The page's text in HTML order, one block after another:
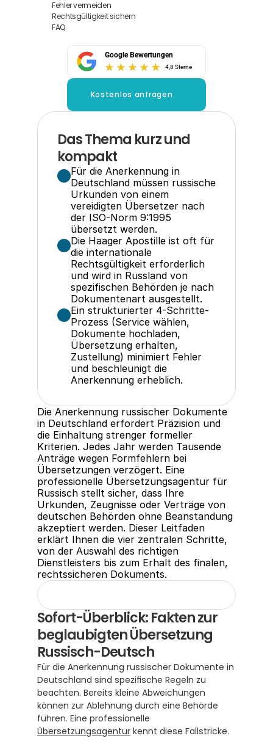
Fehler vermeiden
Rechtsgültigkeit sichern
FAQ
Google Bewertungen
4,8 Sterne
Kostenlos anfragen
Das Thema kurz und
kompakt
Für die Anerkennung in
Deutschland müssen russische
Urkunden von einem
vereidigten Übersetzer nach
der ISO-Norm 9:1995
übersetzt werden.
Die Haager Apostille ist oft für
die internationale
Rechtsgültigkeit erforderlich
und wird in Russland von
spezifischen Behörden je nach
Dokumentenart ausgestellt.
Ein strukturierter 4-Schritte-
Prozess (Service wählen,
Dokumente hochladen,
Übersetzung erhalten,
Zustellung) minimiert Fehler
und beschleunigt die
Anerkennung erheblich.
Die Anerkennung russischer Dokumente
in Deutschland erfordert Präzision und
die Einhaltung strenger formeller
Kriterien. Jedes Jahr werden Tausende
Anträge wegen Formfehlern bei
Übersetzungen verzögert. Eine
professionelle Übersetzungsagentur für
Russisch stellt sicher, dass Ihre
Urkunden, Zeugnisse oder Verträge von
deutschen Behörden ohne Beanstandung
akzeptiert werden. Dieser Leitfaden
erklärt Ihnen die vier zentralen Schritte,
von der Auswahl des richtigen
Dienstleisters bis zum Erhalt des finalen,
rechtssicheren Dokuments.
Sofort-Überblick: Fakten zur
beglaubigten Übersetzung
Russisch-Deutsch
Für die Anerkennung russischer Dokumente in
Deutschland sind spezifische Regeln zu
beachten. Bereits kleine Abweichungen
können zur Ablehnung durch eine Behörde
Übersetzungsagentur kennt diese Fallstricke.